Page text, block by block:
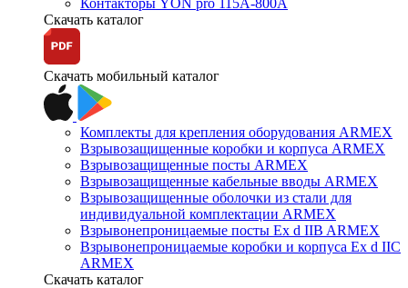
Скачать каталог
Скачать мобильный каталог
Комплекты для крепления оборудования ARMEX
Взрывозащищенные коробки и корпуса ARMEX
Взрывозащищенные посты ARMEX
Взрывозащищенные кабельные вводы ARMEX
Взрывозащищенные оболочки из стали для
индивидуальной комплектации ARMEX
Взрывонепроницаемые посты Ex d IIB ARMEX
Взрывонепроницаемые коробки и корпуса Ex d IIС
ARMEX
Скачать каталог